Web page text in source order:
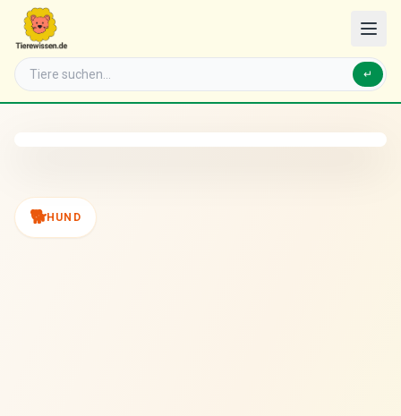
↵
🐕HUND